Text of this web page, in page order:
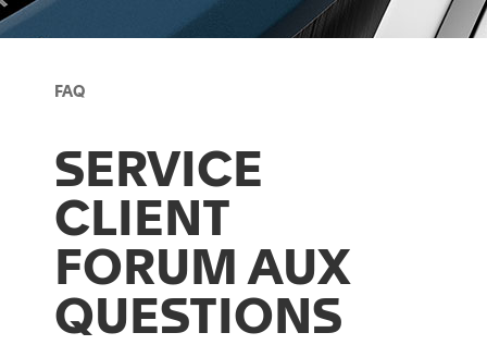
FAQ
SERVICE
CLIENT
FORUM AUX
QUESTIONS